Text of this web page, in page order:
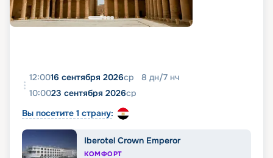
12:0016 сентября 2026ср 8 дн/7 нч
10:0023 сентября 2026ср
Вы посетите 1 страну:
Iberotel Crown Emperor
КОМФОРТ